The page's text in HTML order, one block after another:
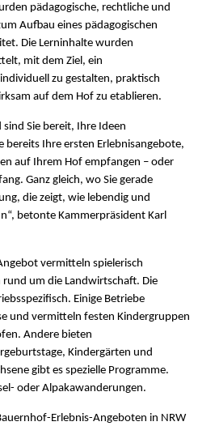
pädagogische, rechtliche und
Aufbau eines pädagogischen
Die Lerninhalte wurden
mit dem Ziel, ein
zu gestalten, praktisch
auf dem Hof zu etablieren.
Sie bereit, Ihre Ideen
bereits Ihre ersten Erlebnisangebote,
auf Ihrem Hof empfangen – oder
Ganz gleich, wo Sie gerade
die zeigt, wie lebendig und
betonte Kammerpräsident Karl
vermitteln spielerisch
um die Landwirtschaft. Die
Einige Betriebe
und vermitteln festen Kindergruppen
Andere bieten
Kindergärten und
gibt es spezielle Programme.
oder Alpakawanderungen.
Erlebnis-Angeboten in NRW